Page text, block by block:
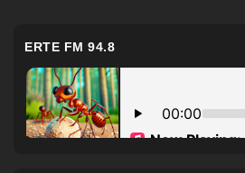
ERTE FM 94.8